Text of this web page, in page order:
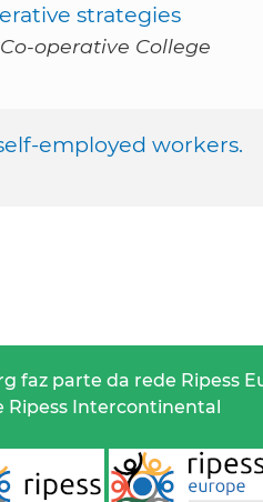
strategies
operative College
employed workers.
faz parte da rede Ripess
Ripess Intercontinental